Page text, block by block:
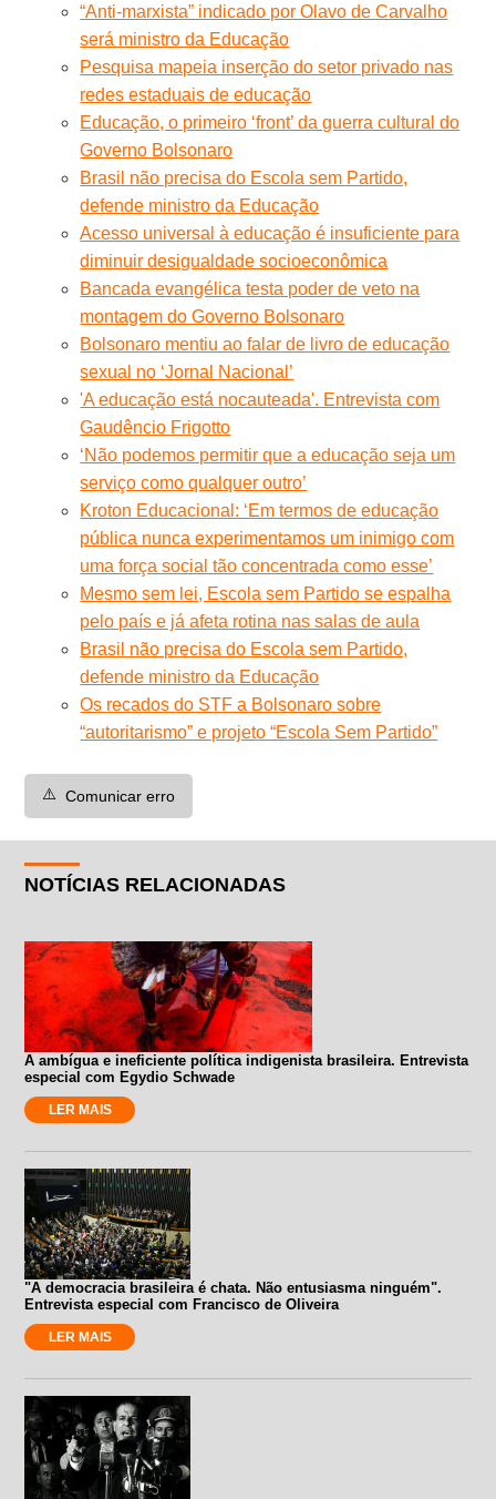
“Anti-marxista” indicado por Olavo de Carvalho
será ministro da Educação
Pesquisa mapeia inserção do setor privado nas
redes estaduais de educação
Educação, o primeiro ‘front’ da guerra cultural do
Governo Bolsonaro
Brasil não precisa do Escola sem Partido,
defende ministro da Educação
Acesso universal à educação é insuficiente para
diminuir desigualdade socioeconômica
Bancada evangélica testa poder de veto na
montagem do Governo Bolsonaro
Bolsonaro mentiu ao falar de livro de educação
sexual no ‘Jornal Nacional’
'A educação está nocauteada'. Entrevista com
Gaudêncio Frigotto
‘Não podemos permitir que a educação seja um
serviço como qualquer outro’
Kroton Educacional: ‘Em termos de educação
pública nunca experimentamos um inimigo com
uma força social tão concentrada como esse’
Mesmo sem lei, Escola sem Partido se espalha
pelo país e já afeta rotina nas salas de aula
Brasil não precisa do Escola sem Partido,
defende ministro da Educação
Os recados do STF a Bolsonaro sobre
“autoritarismo” e projeto “Escola Sem Partido”
⚠️ Comunicar erro
NOTÍCIAS RELACIONADAS
A ambígua e ineficiente política indigenista brasileira. Entrevista
especial com Egydio Schwade
LER MAIS
"A democracia brasileira é chata. Não entusiasma ninguém".
Entrevista especial com Francisco de Oliveira
LER MAIS